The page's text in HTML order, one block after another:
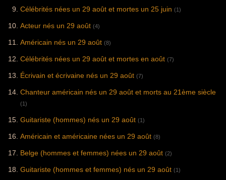
Célébrités nées un 29 août et mortes un 25 juin (1)
Acteur nés un 29 août (4)
Américain nés un 29 août (8)
Célébrités nées un 29 août et mortes en août (7)
Écrivain et écrivaine nés un 29 août (7)
Chanteur américain nés un 29 août et morts au 21ème siècle
(1)
Guitariste (hommes) nés un 29 août (1)
Américain et américaine nées un 29 août (8)
Belge (hommes et femmes) nées un 29 août (2)
Guitariste (hommes et femmes) nés un 29 août (1)